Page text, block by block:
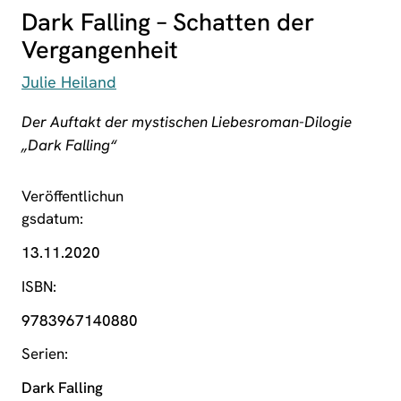
Dark Falling – Schatten der
Vergangenheit
Julie Heiland
Der Auftakt der mystischen Liebesroman-Dilogie
„Dark Falling“
Veröffentlichun
gsdatum
13.11.2020
ISBN
9783967140880
Serien
Dark Falling